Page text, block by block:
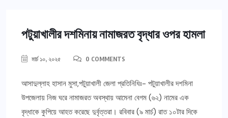
পটুয়াখালীর দশমিনায় নামাজরত বৃদ্ধার ওপর হামলা
মার্চ ১০, ২০২৫ 0 COMMENTS
আসাদুল্লাহ হাসান মুসা,পটুয়াখালী জেলা প্রতিনিধিঃ- পটুয়াখালীর দশমিনা
উপজেলায় নিজ ঘরে নামাজরত অবস্থায় আমেনা বেগম (৬২) নামের এক
বৃদ্ধাকে কুপিয়ে আহত করেছে দুর্বৃত্তরা। রবিবার (৯ মার্চ) রাত ১০টার দিকে